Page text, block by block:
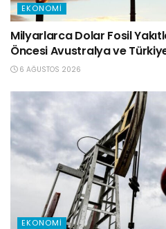
EKONOMI
Milyarlarca Dolar Fosil
Öncesi Avustralya ve
6 AĞUSTOS 2026
EKONOMI